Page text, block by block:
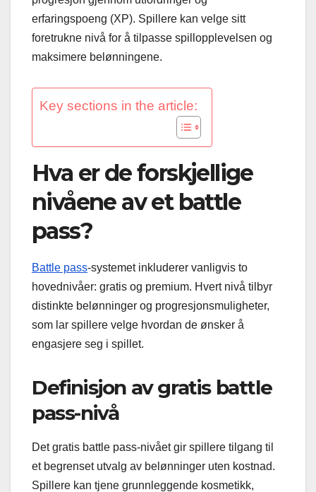
erfaringspoeng (XP). Spillere kan velge sitt
foretrukne nivå for å tilpasse spillopplevelsen og
maksimere belønningene.
Key sections in the article:
Hva er de forskjellige
nivåene av et battle
pass?
Battle pass-systemet inkluderer vanligvis to
hovednivåer: gratis og premium. Hvert nivå tilbyr
distinkte belønninger og progresjonsmuligheter,
som lar spillere velge hvordan de ønsker å
engasjere seg i spillet.
Definisjon av gratis battle
pass-nivå
Det gratis battle pass-nivået gir spillere tilgang til
et begrenset utvalg av belønninger uten kostnad.
Spillere kan tjene grunnleggende kosmetikk,